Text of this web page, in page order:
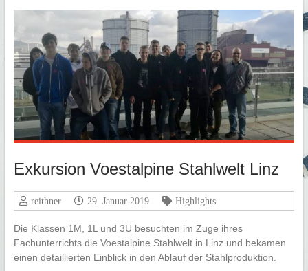
Exkursion Voestalpine Stahlwelt Linz
reithner 29. Januar 2019 Highlights
Die Klassen 1M, 1L und 3U besuchten im Zuge ihres
Fachunterrichts die Voestalpine Stahlwelt in Linz und bekamen
einen detaillierten Einblick in den Ablauf der Stahlproduktion.